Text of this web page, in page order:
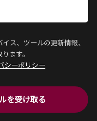
ス、ツールの更新情報、
ます。
シーポリシー
を受け取る